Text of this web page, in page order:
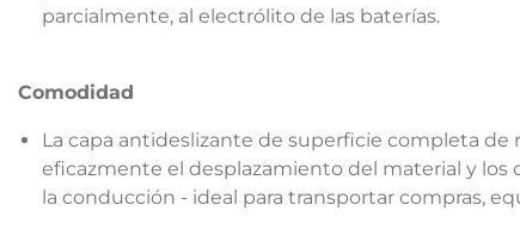
parcialmente, al electrólito de las baterías.
Comodidad
La capa antideslizante de superficie completa
eficazmente el desplazamiento del material y los
la conducción - ideal para transportar compras,